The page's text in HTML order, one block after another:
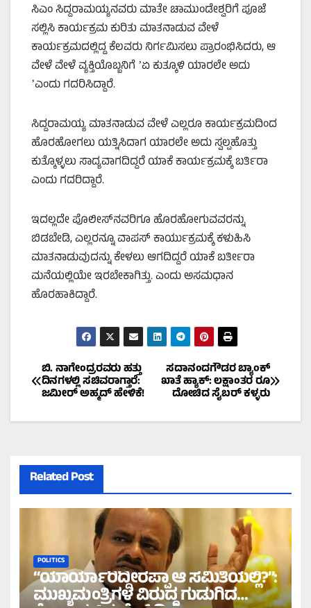
ಸಿಎಂ ಸಿದ್ದರಾಮಯ್ಯನವರು ಮಾತೇ ಚಾಮುಂಡೇಶ್ವರಿಗೆ ಪೂಜೆ
ಸಲ್ಲಿಸಿ ಕಾರ್ಯಕ್ರಮ ಕುರಿತು ಮಾತನಾಡುವ ವೇಳೆ
ಕಾರ್ಯಕ್ರಮದಲ್ಲಿದ್ದ ಕೆಲವರು ನಿರ್ಗಮಿಸಲು ಪ್ರಾರಂಭಿಸಿದರು, ಆ
ವೇಳೆ ವೇಳೆ ವ್ಯಕ್ತಿಯೊಬ್ಬನಿಗೆ ʼಏ ಕುತ್ಕೂಳಿ ಯಾರಲೇ ಅದು
ʼಎಂದು ಗದರಿಸಿದ್ದಾರೆ.
ಸಿದ್ದರಾಮಯ್ಯ ಮಾತನಾಡುವ ವೇಳೆ ಎಲ್ಲರೂ ಕಾರ್ಯಕ್ರಮದಿಂದ
ಹೊರಹೋಗಲು ಯತ್ನಿಸಿದಾಗ ಯಾರಲೇ ಅದು ಸ್ವಲ್ಪಹೊತ್ತು
ಕುತ್ಕೊಳ್ಳಲು ಸಾದ್ಯವಾಗದಿದ್ದರೆ ಯಾಕೆ ಕಾರ್ಯಕ್ರಮಕ್ಕೆ ಬರ್ತಿರಾ
ಎಂದು ಗದರಿದ್ದಾರೆ.
ಇದಲ್ಲದೇ ಪೊಲೀಸ್‌ನವರಿಗೂ ಹೊರಹೋಗುವವರನ್ನು
ಬಿಡಬೇಡಿ, ಎಲ್ಲರನ್ನೂ ವಾಪಸ್‌ ಕಾರ್ಯುಕ್ರಮಕ್ಕೆ ಕಳುಹಿಸಿ
ಮಾತನಾಡುವುದನ್ನು ಕೇಳಲು ಆಗದಿದ್ದರೆ ಯಾಕೆ ಬರ್ತೀರಾ
ಮನೆಯಲ್ಲಿಯೇ ಇರಬೇಕಾಗಿತ್ತು. ಎಂದು ಅಸಮಧಾನ
ಹೊರಹಾಕಿದ್ದಾರೆ.
Post
navigation
ಸದಾನಂದಗೌಡರ ಬ್ಯಾಂಕ್‌
ಖಾತೆ ಹ್ಯಾಕ್:‌ ಲಕ್ಷಾಂತರ ರೂ
ದೋಚಿದ ಸೈಬರ್‌ ಕಳ್ಳರು
ಬಿ. ನಾಗೇಂದ್ರರವರು ಹತ್ತು
ದಿನಗಳಲ್ಲಿ ಸಚಿವರಾಗ್ತಾರೆ:
ಜಮೀರ್‌ ಅಹ್ಮದ್‌ ಹೇಳಿಕೆ!
Related Post
POLITICS
“ಯಾರ್ಯಾರಿದ್ದೀರಪ್ಪಾ ಆ ಸಮಿತಿಯಲ್ಲಿ?”:
ಮುಖ್ಯಮಂತ್ರಿಗಳ ವಿರುದ್ಧ ಗುಡುಗಿದ